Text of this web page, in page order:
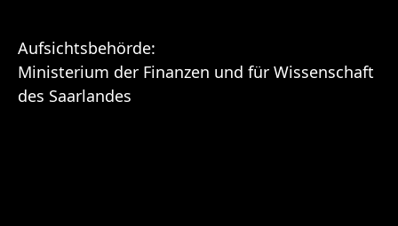
Aufsichtsbehörde:
Ministerium der Finanzen und für Wissenschaft
des Saarlandes